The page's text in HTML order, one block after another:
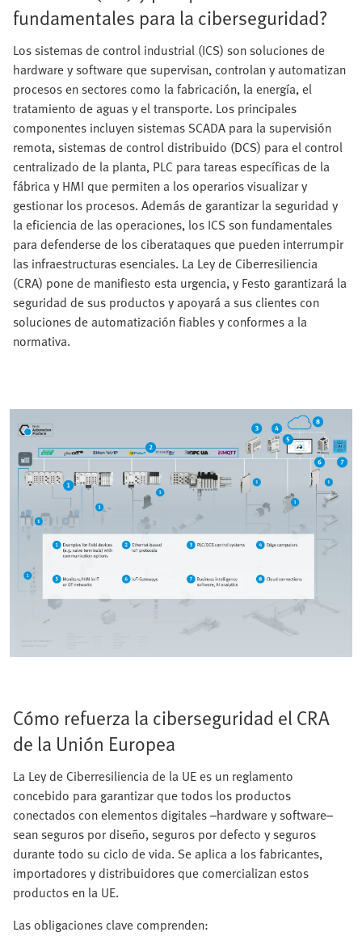
fundamentales para la ciberseguridad?
Los sistemas de control industrial (ICS) son soluciones de
hardware y software que supervisan, controlan y automatizan
procesos en sectores como la fabricación, la energía, el
tratamiento de aguas y el transporte. Los principales
componentes incluyen sistemas SCADA para la supervisión
remota, sistemas de control distribuido (DCS) para el control
centralizado de la planta, PLC para tareas específicas de la
fábrica y HMI que permiten a los operarios visualizar y
gestionar los procesos. Además de garantizar la seguridad y
la eficiencia de las operaciones, los ICS son fundamentales
para defenderse de los ciberataques que pueden interrumpir
las infraestructuras esenciales. La Ley de Ciberresiliencia
(CRA) pone de manifiesto esta urgencia, y Festo garantizará la
seguridad de sus productos y apoyará a sus clientes con
soluciones de automatización fiables y conformes a la
normativa.
Cómo refuerza la ciberseguridad el CRA
de la Unión Europea
La Ley de Ciberresiliencia de la UE es un reglamento
concebido para garantizar que todos los productos
conectados con elementos digitales –hardware y software–
sean seguros por diseño, seguros por defecto y seguros
durante todo su ciclo de vida. Se aplica a los fabricantes,
importadores y distribuidores que comercializan estos
productos en la UE.
Las obligaciones clave comprenden: